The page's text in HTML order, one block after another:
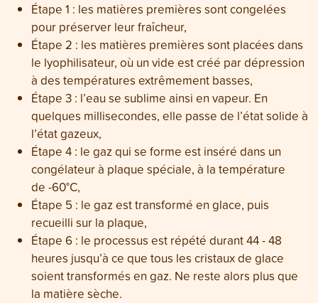
Étape 1 : les matières premières sont congelées
pour préserver leur fraîcheur,
Étape 2 : les matières premières sont placées dans
le lyophilisateur, où un vide est créé par dépression
à des températures extrêmement basses,
Étape 3 : l’eau se sublime ainsi en vapeur. En
quelques millisecondes, elle passe de l’état solide à
l’état gazeux,
Étape 4 : le gaz qui se forme est inséré dans un
congélateur à plaque spéciale, à la température
de -60°C,
Étape 5 : le gaz est transformé en glace, puis
recueilli sur la plaque,
Étape 6 : le processus est répété durant 44 - 48
heures jusqu’à ce que tous les cristaux de glace
soient transformés en gaz. Ne reste alors plus que
la matière sèche.